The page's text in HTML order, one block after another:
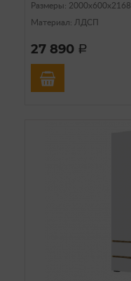
Размеры: 2000х600х2168
Материал: ЛДСП
27 890 a